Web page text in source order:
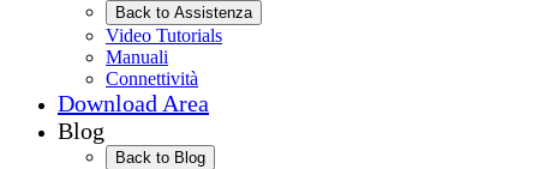
Back to Assistenza
Video Tutorials
Manuali
Connettività
Download Area
Blog
Back to Blog